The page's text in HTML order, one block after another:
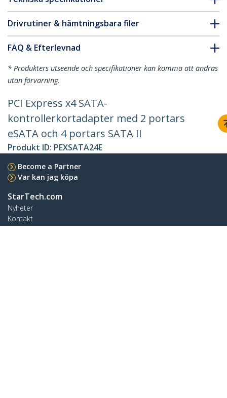
Drivrutiner & hämtningsbara filer
FAQ & Efterlevnad
* Produkters utseende och specifikationer kan komma att ändras
utan förvarning.
PCI Express x4 SATA-
kontrollerkortadapter med 2 portars
eSATA och 4 portars SATA II
Produkt ID: PEXSATA24E
Become a Partner
Var kan jag köpa
StarTech.com
Nyheter
Kontakt
Om oss